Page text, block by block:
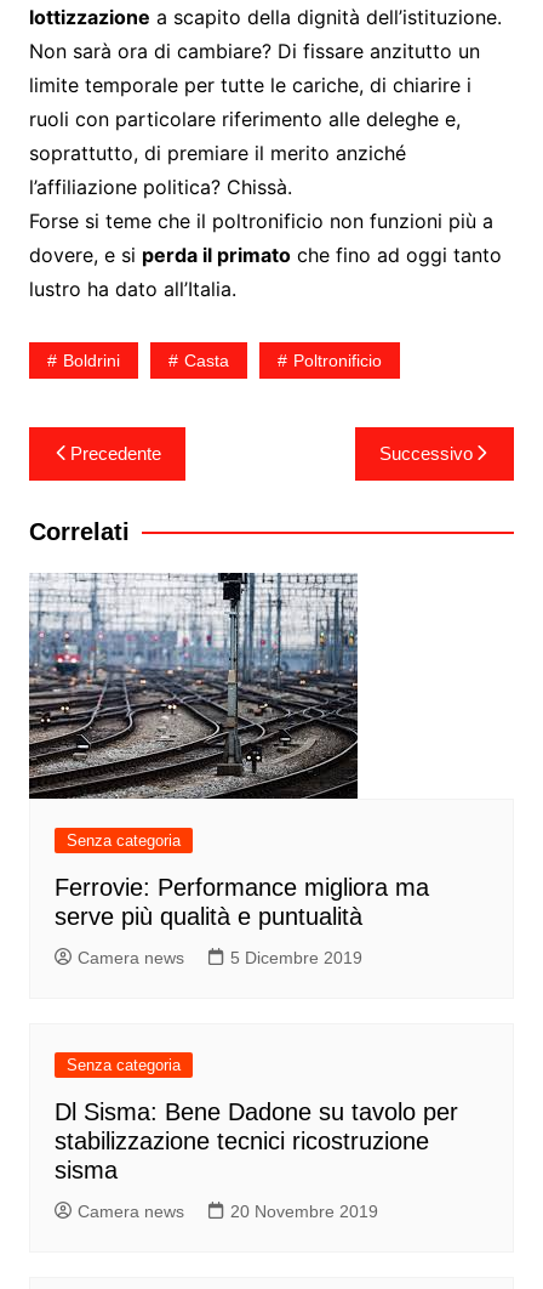
lottizzazione a scapito della dignità dell’istituzione.
Non sarà ora di cambiare? Di fissare anzitutto un
limite temporale per tutte le cariche, di chiarire i
ruoli con particolare riferimento alle deleghe e,
soprattutto, di premiare il merito anziché
l’affiliazione politica? Chissà.
Forse si teme che il poltronificio non funzioni più a
dovere, e si perda il primatoche fino ad oggi tanto
lustro ha dato all’Italia.
Boldrini Casta Poltronificio
Navigazione
articoli
Precedente Successivo
Correlati
Senza categoria
Ferrovie: Performance migliora ma
serve più qualità e puntualità
Camera news 5 Dicembre 2019
Senza categoria
Dl Sisma: Bene Dadone su tavolo per
stabilizzazione tecnici ricostruzione
sisma
Camera news 20 Novembre 2019